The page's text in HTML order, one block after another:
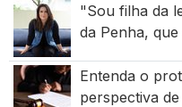
"Sou filha da
da Penha,
Entenda o
perspectiva